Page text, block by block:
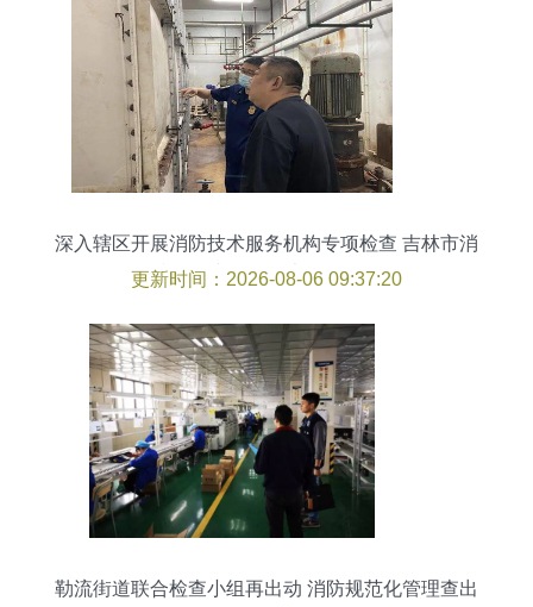
深入辖区开展消防技术服务机构专项检查 吉林市消
防救援支队昌邑大队在行动
更新时间：2026-08-06 09:37:20
勒流街道联合检查小组再出动 消防规范化管理查出